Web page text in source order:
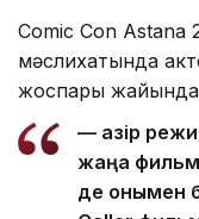
Comic Con Astana
мәслихатында
жоспары жайында
— Қазір
жаңа фильм
де онымен